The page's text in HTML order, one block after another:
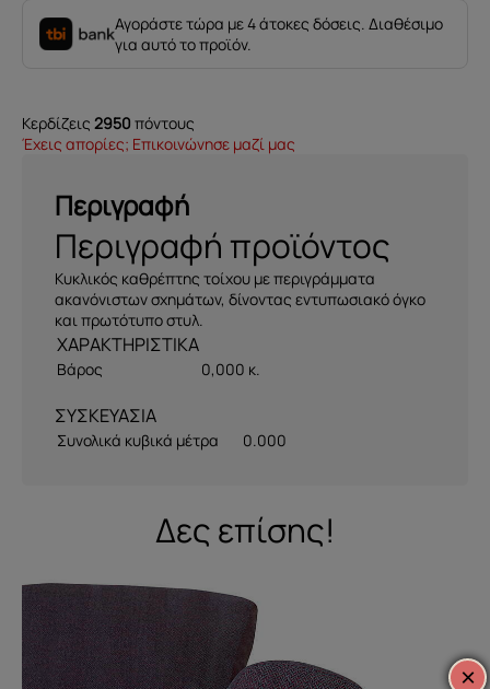
Αγοράστε τώρα με 4 άτοκες δόσεις. Διαθέσιμο
για αυτό το προϊόν.
Κερδίζεις 2950 πόντους
Έχεις απορίες; Επικοινώνησε μαζί μας
Περιγραφή
Περιγραφή προϊόντος
Κυκλικός καθρέπτης τοίχου με περιγράμματα
ακανόνιστων σχημάτων, δίνοντας εντυπωσιακό όγκο
και πρωτότυπο στυλ.
Βάρος 0,000 κ.
ΣΥΣΚΕΥΑΣΙΑ
Συνολικά κυβικά μέτρα 0.000
Δες επίσης!
×